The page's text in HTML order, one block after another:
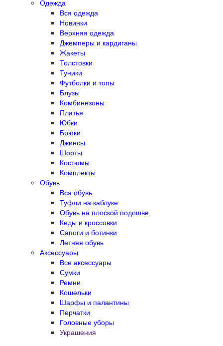
Одежда
Вся одежда
Новинки
Верхняя одежда
Джемперы и кардиганы
Жакеты
Толстовки
Туники
Футболки и топы
Блузы
Комбинезоны
Платья
Юбки
Брюки
Джинсы
Шорты
Костюмы
Комплекты
Обувь
Вся обувь
Туфли на каблуке
Обувь на плоской подошве
Кеды и кроссовки
Сапоги и ботинки
Летняя обувь
Аксессуары
Все аксессуары
Сумки
Ремни
Кошельки
Шарфы и палантины
Перчатки
Головные уборы
Украшения